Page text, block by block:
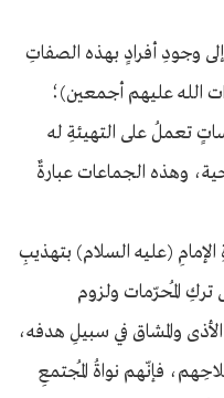
وجودِ أفرادٍ بهذه الصفاتِ
الله عليهم أجمعين)؛
تعملُ على التهيئةِ له
وهذه الجماعات عبارةٌ
(عليه السلام) بتهذيبِ
تركِ المُحرّمات ولزوم
والمشاق في سبيلِ هدفه،
فإنّهم نواةُ المُجتمعِ